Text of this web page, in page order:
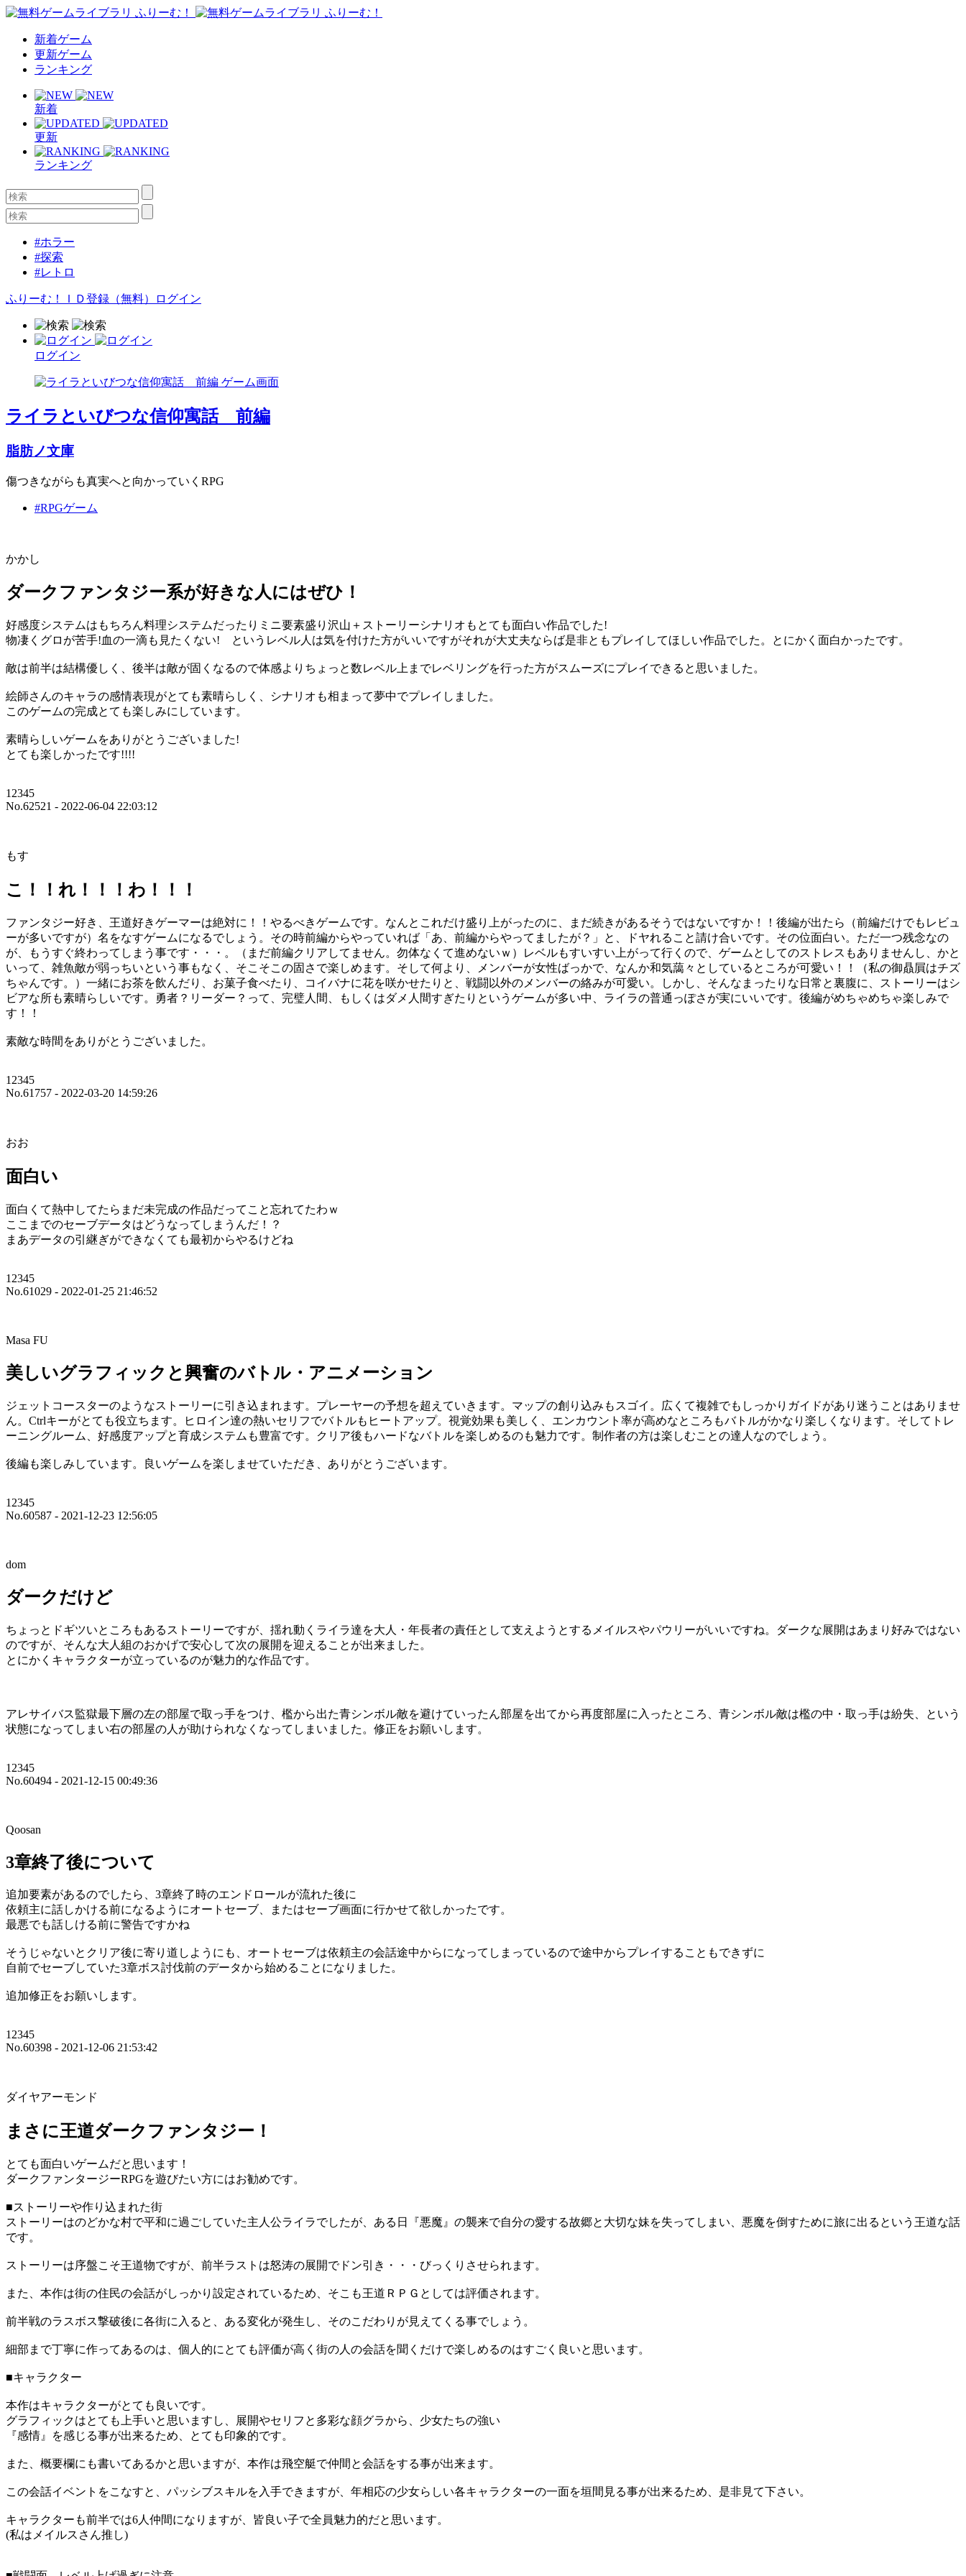
新着ゲーム
更新ゲーム
ランキング
新着
更新
ランキング
#ホラー
#探索
#レトロ
ふりーむ！ＩＤ登録（無料） ログイン
ログイン
ライラといびつな信仰寓話 前編
脂肪ノ文庫
傷つきながらも真実へと向かっていくRPG
#RPGゲーム
かかし
ダークファンタジー系が好きな人にはぜひ！
好感度システムはもちろん料理システムだったりミニ要素盛り沢山＋ストーリーシナリオもとても面白い作品でした!
物凄くグロが苦手!血の一滴も見たくない! というレベル人は気を付けた方がいいですがそれが大丈夫ならば是非ともプレイしてほしい作品でした。とにかく面白かったです。
敵は前半は結構優しく、後半は敵が固くなるので体感よりちょっと数レベル上までレベリングを行った方がスムーズにプレイできると思いました。
絵師さんのキャラの感情表現がとても素晴らしく、シナリオも相まって夢中でプレイしました。
このゲームの完成とても楽しみにしています。
素晴らしいゲームをありがとうございました!
とても楽しかったです!!!!
12345
No.62521 - 2022-06-04 22:03:12
もす
こ！！れ！！！わ！！！
ファンタジー好き、王道好きゲーマーは絶対に！！やるべきゲームです。なんとこれだけ盛り上がったのに、まだ続きがあるそうではないですか！！後編が出たら（前編だけでもレビュ
ーが多いですが）名をなすゲームになるでしょう。その時前編からやっていれば「あ、前編からやってましたが？」と、ドヤれること請け合いです。その位面白い。ただ一つ残念なの
が、もうすぐ終わってしまう事です・・・。（まだ前編クリアしてません。勿体なくて進めないｗ）レベルもすいすい上がって行くので、ゲームとしてのストレスもありませんし、かと
いって、雑魚敵が弱っちいという事もなく、そこそこの固さで楽しめます。そして何より、メンバーが女性ばっかで、なんか和気藹々としているところが可愛い！！（私の御贔屓はチズ
ちゃんです。）一緒にお茶を飲んだり、お菓子食べたり、コイバナに花を咲かせたりと、戦闘以外のメンバーの絡みが可愛い。しかし、そんなまったりな日常と裏腹に、ストーリーはシ
ビアな所も素晴らしいです。勇者？リーダー？って、完璧人間、もしくはダメ人間すぎたりというゲームが多い中、ライラの普通っぽさが実にいいです。後編がめちゃめちゃ楽しみで
す！！
素敵な時間をありがとうございました。
12345
No.61757 - 2022-03-20 14:59:26
おお
面白い
面白くて熱中してたらまだ未完成の作品だってこと忘れてたわｗ
ここまでのセーブデータはどうなってしまうんだ！？
まあデータの引継ぎができなくても最初からやるけどね
12345
No.61029 - 2022-01-25 21:46:52
Masa FU
美しいグラフィックと興奮のバトル・アニメーション
ジェットコースターのようなストーリーに引き込まれます。プレーヤーの予想を超えていきます。マップの創り込みもスゴイ。広くて複雑でもしっかりガイドがあり迷うことはありませ
ん。Ctrlキーがとても役立ちます。ヒロイン達の熱いセリフでバトルもヒートアップ。視覚効果も美しく、エンカウント率が高めなところもバトルがかなり楽しくなります。そしてトレ
ーニングルーム、好感度アップと育成システムも豊富です。クリア後もハードなバトルを楽しめるのも魅力です。制作者の方は楽しむことの達人なのでしょう。
後編も楽しみしています。良いゲームを楽しませていただき、ありがとうございます。
12345
No.60587 - 2021-12-23 12:56:05
dom
ダークだけど
ちょっとドギツいところもあるストーリーですが、揺れ動くライラ達を大人・年長者の責任として支えようとするメイルスやパウリーがいいですね。ダークな展開はあまり好みではない
のですが、そんな大人組のおかげで安心して次の展開を迎えることが出来ました。
とにかくキャラクターが立っているのが魅力的な作品です。
アレサイバス監獄最下層の左の部屋で取っ手をつけ、檻から出た青シンボル敵を避けていったん部屋を出てから再度部屋に入ったところ、青シンボル敵は檻の中・取っ手は紛失、という
状態になってしまい右の部屋の人が助けられなくなってしまいました。修正をお願いします。
12345
No.60494 - 2021-12-15 00:49:36
Qoosan
3章終了後について
追加要素があるのでしたら、3章終了時のエンドロールが流れた後に
依頼主に話しかける前になるようにオートセーブ、またはセーブ画面に行かせて欲しかったです。
最悪でも話しける前に警告ですかね
そうじゃないとクリア後に寄り道しようにも、オートセーブは依頼主の会話途中からになってしまっているので途中からプレイすることもできずに
自前でセーブしていた3章ボス討伐前のデータから始めることになりました。
追加修正をお願いします。
12345
No.60398 - 2021-12-06 21:53:42
ダイヤアーモンド
まさに王道ダークファンタジー！
とても面白いゲームだと思います！
ダークファンタージーRPGを遊びたい方にはお勧めです。
■ストーリーや作り込まれた街
ストーリーはのどかな村で平和に過ごしていた主人公ライラでしたが、ある日『悪魔』の襲来で自分の愛する故郷と大切な妹を失ってしまい、悪魔を倒すために旅に出るという王道な話
です。
ストーリーは序盤こそ王道物ですが、前半ラストは怒涛の展開でドン引き・・・びっくりさせられます。
また、本作は街の住民の会話がしっかり設定されているため、そこも王道ＲＰＧとしては評価されます。
前半戦のラスボス撃破後に各街に入ると、ある変化が発生し、そのこだわりが見えてくる事でしょう。
細部まで丁寧に作ってあるのは、個人的にとても評価が高く街の人の会話を聞くだけで楽しめるのはすごく良いと思います。
■キャラクター
本作はキャラクターがとても良いです。
グラフィックはとても上手いと思いますし、展開やセリフと多彩な顔グラから、少女たちの強い
『感情』を感じる事が出来るため、とても印象的です。
また、概要欄にも書いてあるかと思いますが、本作は飛空艇で仲間と会話をする事が出来ます。
この会話イベントをこなすと、パッシブスキルを入手できますが、年相応の少女らしい各キャラクターの一面を垣間見る事が出来るため、是非見て下さい。
キャラクターも前半では6人仲間になりますが、皆良い子で全員魅力的だと思います。
(私はメイルスさん推し)